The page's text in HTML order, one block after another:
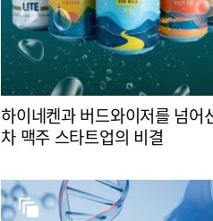
하이네켄과 버드와이저를 넘어
차 맥주 스타트업의 비결